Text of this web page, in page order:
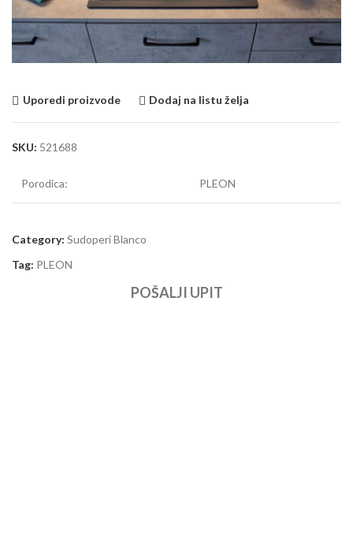
Uporedi proizvode Dodaj na listu želja
SKU: 521688
Porodica: PLEON
Category: Sudoperi Blanco
Tag: PLEON
POŠALJI UPIT